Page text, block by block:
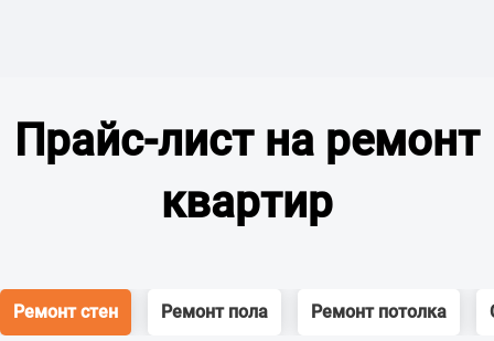
Прайс-лист на ремонт
квартир
Ремонт стен Ремонт пола Ремонт потолка